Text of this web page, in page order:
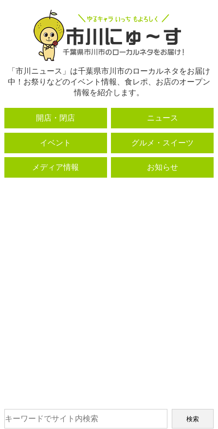
「市川ニュース」は千葉県市川市のローカルネタをお届け
中！お祭りなどのイベント情報、食レポ、お店のオープン
情報を紹介します。
開店・閉店 ニュース
イベント グルメ・スイーツ
メディア情報 お知らせ